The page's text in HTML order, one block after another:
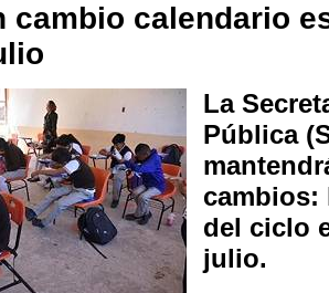
cambio calendario
La
Pública
cambios:
del ciclo
julio.